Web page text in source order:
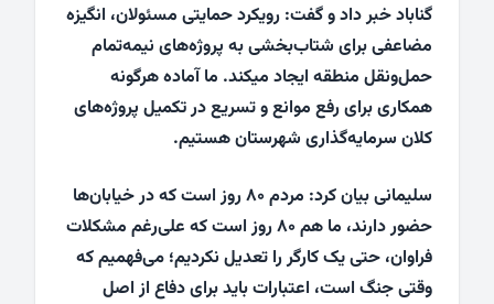
گناباد خبر داد و گفت: رویکرد حمایتی مسئولان، انگیزه
مضاعفی برای شتاب‌بخشی به پروژه‌های نیمه‌تمام
حمل‌ونقل منطقه ایجاد میکند. ما آماده هرگونه
همکاری برای رفع موانع و تسریع در تکمیل پروژه‌های
کلان سرمایه‌گذاری شهرستان هستیم.
سلیمانی بیان کرد: مردم ۸۰ روز است که در خیابان‌ها
حضور دارند، ما هم ۸۰ روز است که علی‌رغم مشکلات
فراوان، حتی یک کارگر را تعدیل نکردیم؛ می‌فهمیم که
وقتی جنگ است، اعتبارات باید برای دفاع از اصل